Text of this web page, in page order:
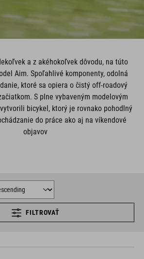
a z akéhokoľvek dôvodu, na túto
Aim. Spoľahlivé komponenty, odolná
ktoré sa opiera o čistý off-roadový
S plne vybaveným modelovým
bicykel, ktorý je rovnako pohodlný
do práce ako aj na víkendové
objavov
FILTROVAŤ